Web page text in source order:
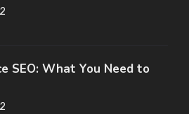
SEO: What You Need to